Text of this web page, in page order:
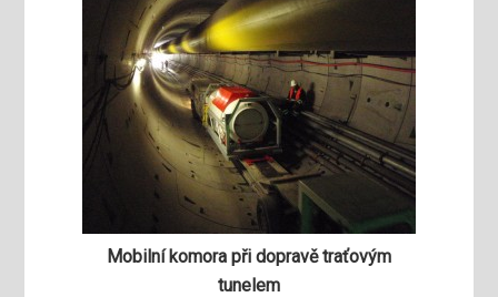
Mobilní komora při dopravě traťovým
tunelem